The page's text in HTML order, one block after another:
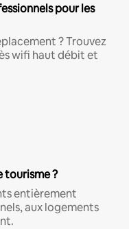
pour les
? Trouvez
wifi haut débit et
tourisme ?
entièrement
aux logements